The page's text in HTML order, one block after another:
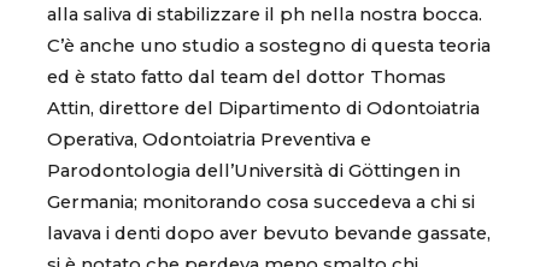
alla saliva di stabilizzare il ph nella nostra bocca.
C’è anche uno studio a sostegno di questa teoria
ed è stato fatto dal team del dottor Thomas
Attin, direttore del Dipartimento di Odontoiatria
Operativa, Odontoiatria Preventiva e
Parodontologia dell’Università di Göttingen in
Germania; monitorando cosa succedeva a chi si
lavava i denti dopo aver bevuto bevande gassate,